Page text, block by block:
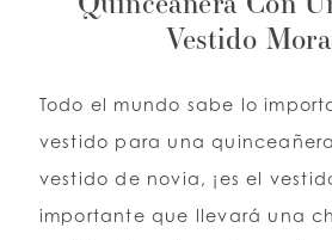
Vestido
Todo el mundo sabe lo
vestido para una
vestido de novia, ¡es el
importante que llevará una